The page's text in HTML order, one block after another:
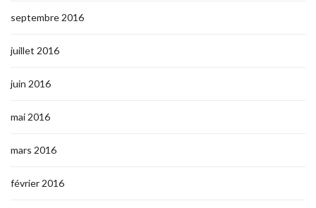
septembre 2016
juillet 2016
juin 2016
mai 2016
mars 2016
février 2016